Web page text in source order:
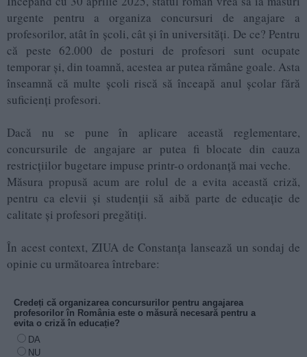
urgente pentru a organiza concursuri de angajare a
profesorilor, atât în școli, cât și în universități. De ce? Pentru
că peste 62.000 de posturi de profesori sunt ocupate
temporar și, din toamnă, acestea ar putea rămâne goale. Asta
înseamnă că multe școli riscă să înceapă anul școlar fără
suficienți profesori.
Dacă nu se pune în aplicare această reglementare,
concursurile de angajare ar putea fi blocate din cauza
restricțiilor bugetare impuse printr-o ordonanță mai veche.
Măsura propusă acum are rolul de a evita această criză,
pentru ca elevii și studenții să aibă parte de educație de
calitate și profesori pregătiți.
În acest context, ZIUA de Constanța lansează un sondaj de
opinie cu următoarea întrebare: